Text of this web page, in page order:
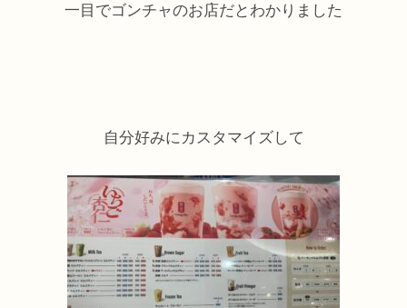
一目でゴンチャのお店だとわかりました
自分好みにカスタマイズして